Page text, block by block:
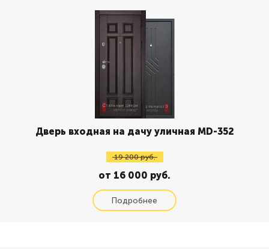
Дверь входная на дачу уличная MD-352
19 200 руб.
от 16 000 руб.